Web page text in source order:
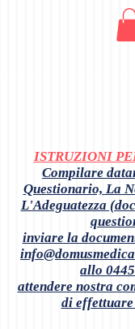
ISTRUZIONI
Compilare
Questionario, La
L'Adeguatezza
inviare la
allo
attendere nostra
di